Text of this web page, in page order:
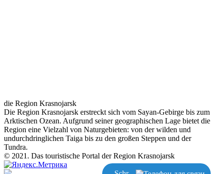
die Region Krasnojarsk
Die Region Krasnojarsk erstreckt sich vom Sayan-Gebirge bis zum
Arktischen Ozean. Aufgrund seiner geographischen Lage bietet die
Region eine Vielzahl von Naturgebieten: von der wilden und
undurchdringlichen Taiga bis zu den großen Steppen und der
Tundra.
© 2021. Das touristische Portal der Region Krasnojarsk